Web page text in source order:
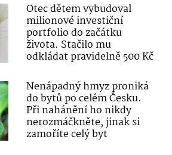
Otec dětem vybudoval
milionové investiční
portfolio do začátku
života. Stačilo mu
odkládat pravidelně 500 Kč
Nenápadný hmyz proniká
do bytů po celém Česku.
Při nahánění ho nikdy
nerozmáčkněte, jinak si
zamoříte celý byt